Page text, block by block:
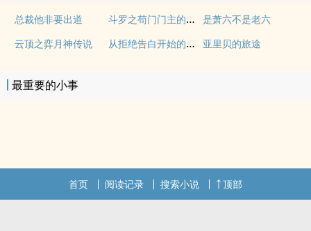
总裁他非要出道 斗罗之苟门门主的强者之路
是萧六不是老六
云顶之弈月神传说
从拒绝告白开始的东京日常 亚里贝的旅途
最重要的小事
首页 阅读记录 搜索小说 顶部